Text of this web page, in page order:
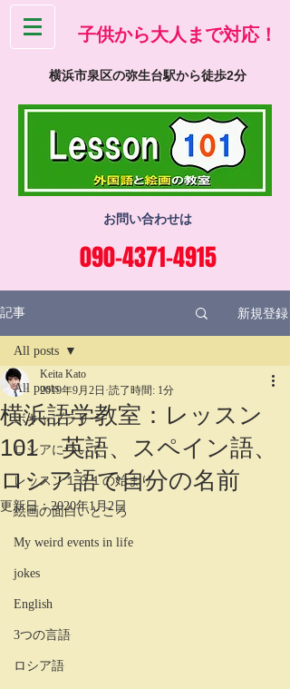
​子供から大人まで対応！
横浜市泉区の弥生台駅から徒歩2分
お問い合わせは
090-4371-4915
記事 新規登録
All posts
ボキャブラリー
ロシアについて
レッスン１０１の始まり
絵画の面白いところ
My weird events in life
jokes
English
3つの言語
ロシア語
All posts
横浜語学教室：レッスン
101 英語、スペイン語、
ロシア語で自分の名前
Keita Kato
2019年9月2日 読了時間: 1分
更新日：2020年1月2日